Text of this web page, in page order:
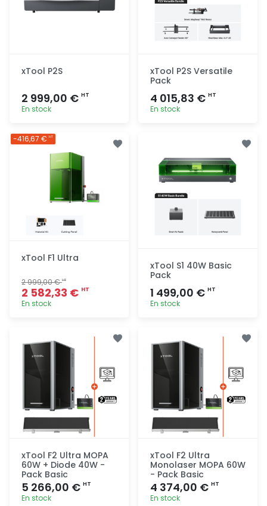
xTool P2S
2 999,00 € HT
En stock
xTool P2S Versatile
Pack
4 015,83 € HT
En stock
xTool F1 Ultra
2 999,00 €HT
2 582,33 € HT
En stock
-416,67 € HT
xTool S1 40W Basic
Pack
1 499,00 € HT
En stock
xTool F2 Ultra MOPA
60W + Diode 40W -
Pack Basic
5 266,00 € HT
En stock
xTool F2 Ultra
Monolaser MOPA 60W
- Pack Basic
4 374,00 € HT
En stock